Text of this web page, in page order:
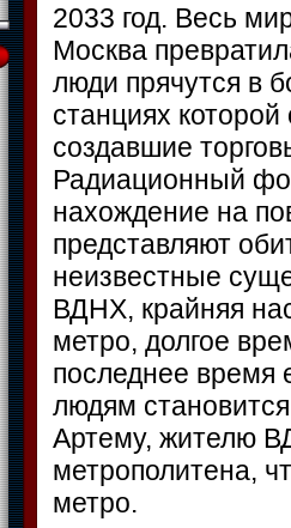
2033 год. Весь
Москва
люди прячутся в
станциях которой
создавшие
Радиационный
нахождение на
представляют
неизвестные
ВДНХ, крайняя
метро, долгое
последнее время
людям
Артему, жителю
метрополитена,
метро.